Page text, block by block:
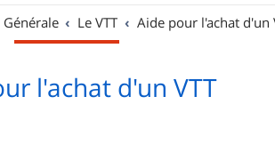
Générale Le VTT Aide pour l'achat d'un
l'achat d'un VTT